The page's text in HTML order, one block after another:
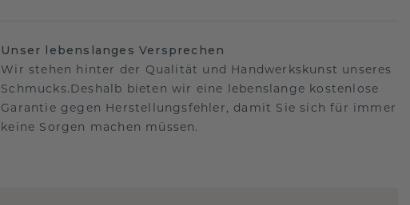
Unser lebenslanges Versprechen
Wir stehen hinter der Qualität und Handwerkskunst unseres
Schmucks.Deshalb bieten wir eine lebenslange kostenlose
Garantie gegen Herstellungsfehler, damit Sie sich für immer
keine Sorgen machen müssen.